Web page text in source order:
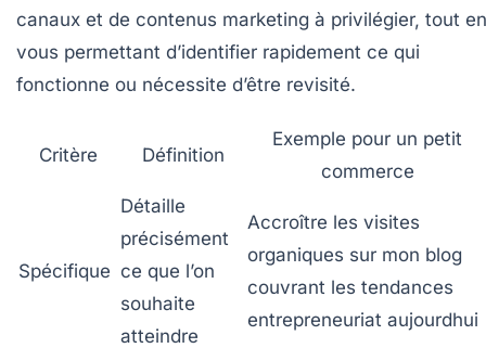
canaux et de contenus marketing à privilégier, tout en
vous permettant d’identifier rapidement ce qui
fonctionne ou nécessite d’être revisité.
Critère Définition
Exemple pour un petit
commerce
Spécifique
Détaille
précisément
ce que l’on
souhaite
atteindre
Accroître les visites
organiques sur mon blog
couvrant les tendances
entrepreneuriat aujourdhui